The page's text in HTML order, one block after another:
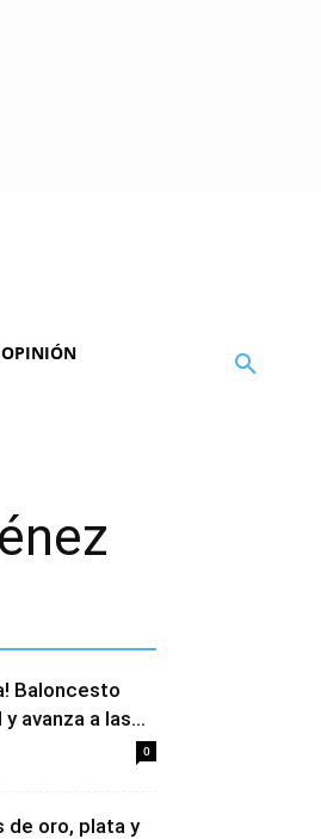
OPINIÓN
Baloncesto
avanza a las...
0
de oro, plata y